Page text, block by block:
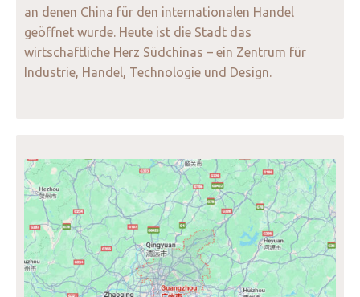
an denen China für den internationalen Handel
geöffnet wurde. Heute ist die Stadt das
wirtschaftliche Herz Südchinas – ein Zentrum für
Industrie, Handel, Technologie und Design.